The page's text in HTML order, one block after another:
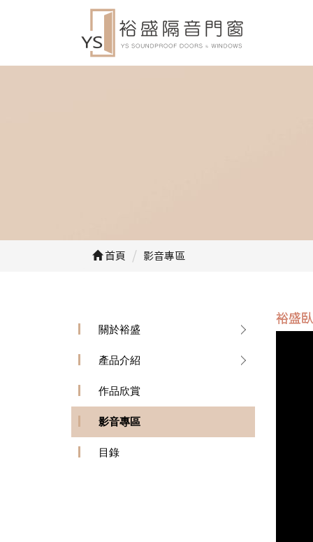
首頁 影音專區
關於裕盛
產品介紹
作品欣賞
影音專區
目錄
裕盛